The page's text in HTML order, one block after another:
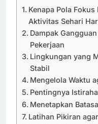
Kenapa Pola
Aktivitas Sehari
Dampak
Pekerjaan
Lingkungan yang
Stabil
Mengelola Waktu
Pentingnya
Menetapkan
Latihan Pikiran